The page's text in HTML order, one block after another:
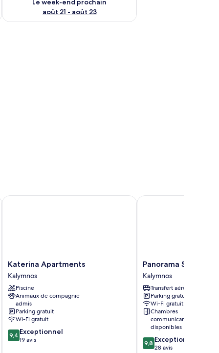
Le week-end prochain
août 21 - août 23
Katerina
Apartments
Kalymnos
Katerina Apartments
Kalymnos
Piscine
Animaux de compagnie
admis
Parking gratuit
Wi-Fi gratuit
9.4
sur
9,4 Exceptionnel
19 avis
Katerina Apartments
Panorama
Studios
&
Apartments
Kalymnos
Panorama Studios
Kalymnos
Transfert aéroport
Parking gratuit
Wi-Fi gratuit
Chambres
communicantes
disponibles
9.8
sur
9,8 Exceptionnel
28 avis
Panorama Studios &